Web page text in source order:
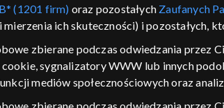
ŁĄCZYSZ SIĘ SPOZA
Kraj, z którego się łączysz, to Stany
w związku z czym część tytułów na
(1201 firm) oraz pozostałych Zaufanych
mierzenia ich skuteczności) i pozostałych,
zbierane podczas odwiedzania przez
sygnalizatory WWW lub innych
mediów społecznościowych oraz